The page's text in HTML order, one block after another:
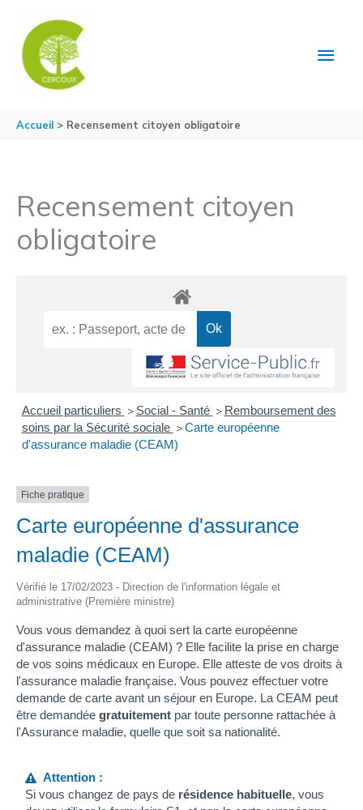
Accueil Recensement citoyen obligatoire
Recensement citoyen
obligatoire
Accueil particuliers > Social - Santé > Remboursement des
soins par la Sécurité sociale > Carte européenne
d'assurance maladie (CEAM)
Fiche pratique
Carte européenne d'assurance
maladie (CEAM)
Vérifié le 17/02/2023 - Direction de l'information légale et
administrative (Première ministre)
Vous vous demandez à quoi sert la carte européenne
d'assurance maladie (CEAM) ? Elle facilite la prise en charge
de vos soins médicaux en Europe. Elle atteste de vos droits à
l'assurance maladie française. Vous pouvez effectuer votre
demande de carte avant un séjour en Europe. La CEAM peut
être demandée gratuitement par toute personne rattachée à
l'Assurance maladie, quelle que soit sa nationalité.
Attention :
Si vous changez de pays de résidence habituelle, vous